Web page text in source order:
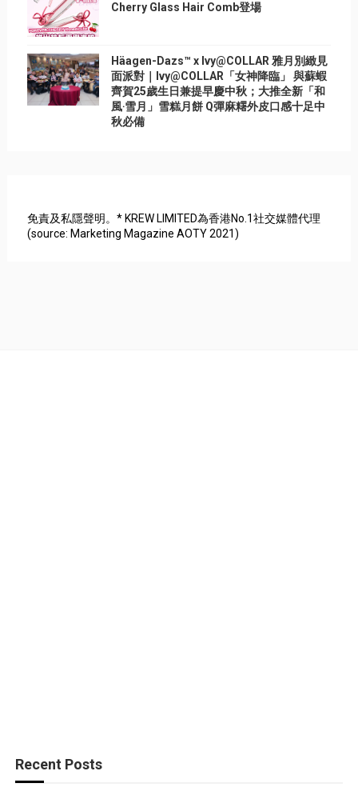
Cherry Glass Hair Comb登場
Häagen-Dazs™ x Ivy@COLLAR 雅月別緻見
面派對｜Ivy@COLLAR「女神降臨」 與蘇蝦
齊賀25歲生日兼提早慶中秋；大推全新「和
風‧雪月」雪糕月餅 Q彈麻糬外皮口感十足中
秋必備
免責及私隱聲明。* KREW LIMITED為香港No.1社交媒體代理
(source: Marketing Magazine AOTY 2021)
Recent Posts